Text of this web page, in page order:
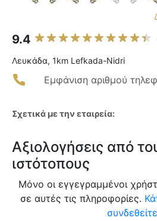
9.4
Λευκάδα, 1km Lefkada-Nidri
Εμφάνιση αριθμού
Σχετικά με την εταιρεία:
Αξιολογήσεις από
ιστότοπους
Μόνο οι εγγεγραμμένοι
σε αυτές τις πληροφορίες.